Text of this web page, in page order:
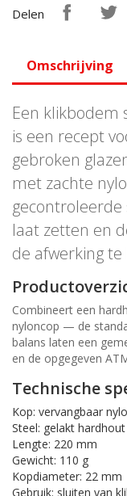
Delen
Omschrijving
Een klikbodem
is een recept
gebroken
met zachte
laat zetten en
de afwerking te
Combineert een
nyloncop — de
balans laten een
en de opgegeven
Technische
Kop: vervangbaar
Steel: gelakt hardhout
Lengte: 220 mm
Gewicht: 110 g
Kopdiameter: 22 mm
Gebruik: sluiten van